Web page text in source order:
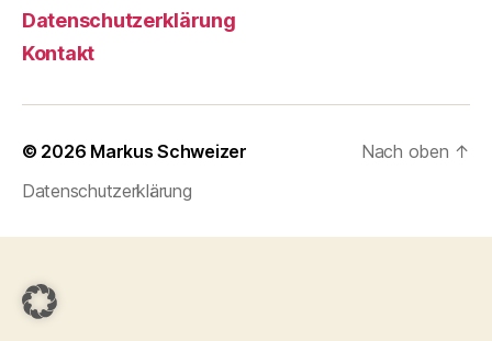
Datenschutzerklärung
Kontakt
© 2026 Markus Schweizer
Datenschutzerklärung
Nach oben ↑